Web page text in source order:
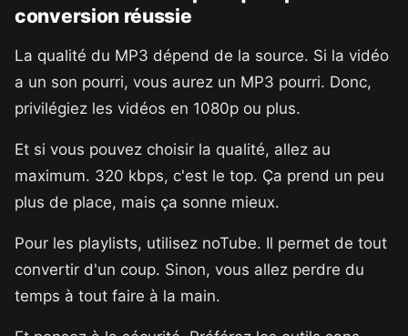
conversion réussie
La qualité du MP3 dépend de la source. Si la vidéo
a un son pourri, vous aurez un MP3 pourri. Donc,
privilégiez les vidéos en 1080p ou plus.
Et si vous pouvez choisir la qualité, allez au
maximum. 320 kbps, c'est le top. Ça prend un peu
plus de place, mais ça sonne mieux.
Pour les playlists, utilisez noTube. Il permet de tout
convertir d'un coup. Sinon, vous allez perdre du
temps à tout faire à la main.